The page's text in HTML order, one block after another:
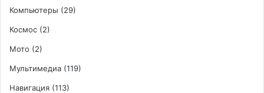
Компьютеры (29)
Космос (2)
Мото (2)
Мультимедиа (119)
Навигация (113)